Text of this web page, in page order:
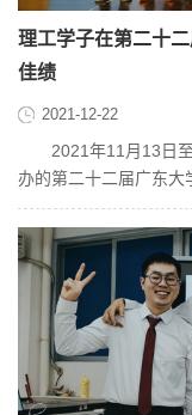
理工学子在第二十
佳绩
2021-12-22
2021年11月13日
办的第二十二届广东大
塘校区）举行。来自中